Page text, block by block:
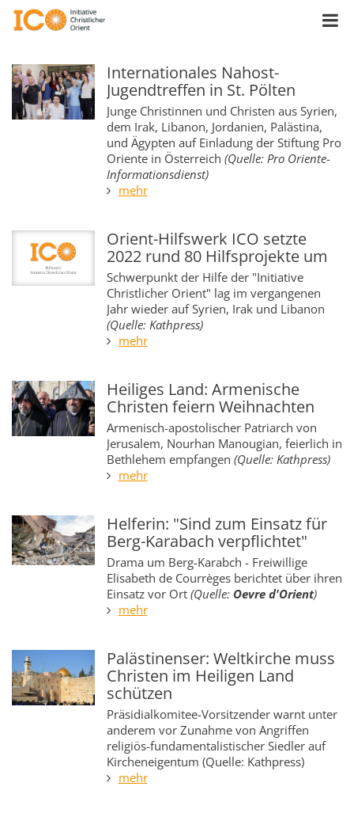
Internationales Nahost-
Jugendtreffen in St. Pölten
Junge Christinnen und Christen aus Syrien,
dem Irak, Libanon, Jordanien, Palästina,
und Ägypten auf Einladung der Stiftung Pro
Oriente in Österreich (Quelle: Pro Oriente-
Informationsdienst)
mehr
Orient-Hilfswerk ICO setzte
2022 rund 80 Hilfsprojekte um
Schwerpunkt der Hilfe der "Initiative
Christlicher Orient" lag im vergangenen
Jahr wieder auf Syrien, Irak und Libanon
(Quelle: Kathpress)
mehr
Heiliges Land: Armenische
Christen feiern Weihnachten
Armenisch-apostolischer Patriarch von
Jerusalem, Nourhan Manougian, feierlich in
Bethlehem empfangen (Quelle: Kathpress)
mehr
Helferin: "Sind zum Einsatz für
Berg-Karabach verpflichtet"
Drama um Berg-Karabch - Freiwillige
Elisabeth de Courrèges berichtet über ihren
Einsatz vor Ort (Quelle: Oevre d'Orient)
mehr
Palästinenser: Weltkirche muss
Christen im Heiligen Land
schützen
Präsidialkomitee-Vorsitzender warnt unter
anderem vor Zunahme von Angriffen
religiös-fundamentalistischer Siedler auf
Kircheneigentum (Quelle: Kathpress)
mehr